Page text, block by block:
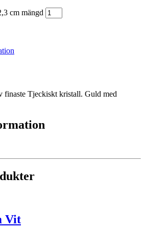
cm mängd
finaste Tjeckiskt kristall. Guld med
Vit